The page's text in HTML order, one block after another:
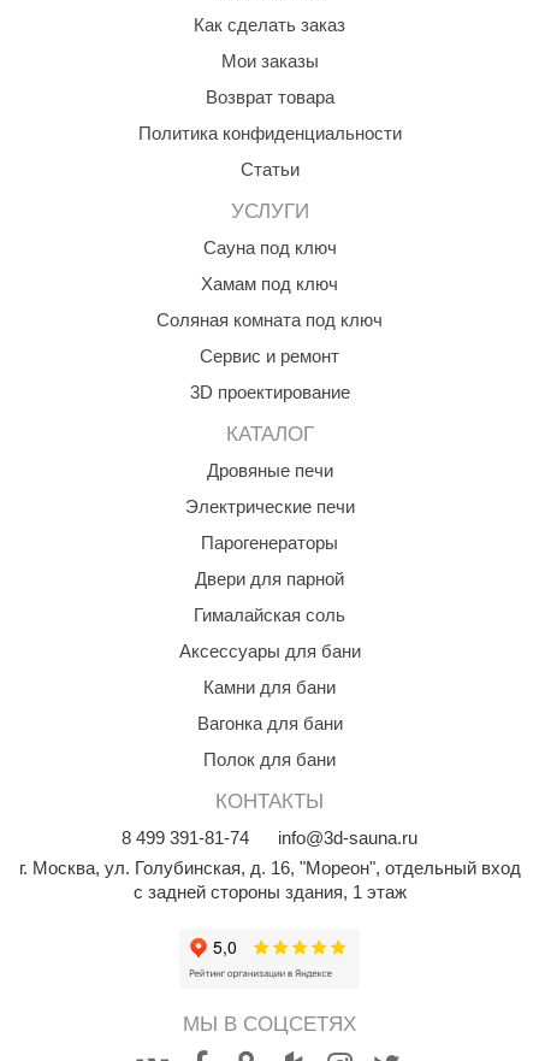
Как сделать заказ
Мои заказы
Возврат товара
Политика конфиденциальности
Статьи
УСЛУГИ
Сауна под ключ
Хамам под ключ
Соляная комната под ключ
Сервис и ремонт
3D проектирование
КАТАЛОГ
Дровяные печи
Электрические печи
Парогенераторы
Двери для парной
Гималайская соль
Аксессуары для бани
Камни для бани
Вагонка для бани
Полок для бани
КОНТАКТЫ
8 499 391-81-74
info@3d-sauna.ru
г. Москва, ул. Голубинская, д. 16, "Мореон", отдельный вход
с задней стороны здания, 1 этаж
МЫ В СОЦСЕТЯХ